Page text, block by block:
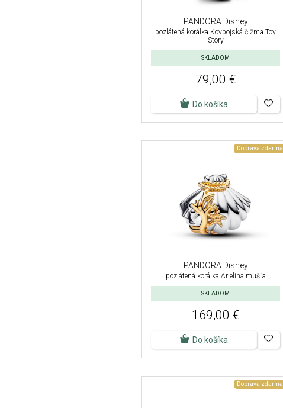
PANDORA Disney
pozlátená korálka Kovbojská čižma Toy
Story
SKLADOM
79,00 €
Do košíka
Doprava zdarma
PANDORA Disney
pozlátená korálka Arielina mušľa
SKLADOM
169,00 €
Do košíka
Doprava zdarma